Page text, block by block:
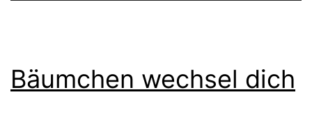
Bäumchen wechsel dich